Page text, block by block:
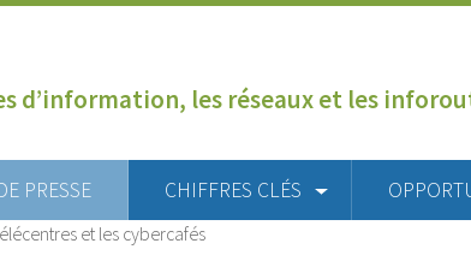
d’information, les réseaux et les
PRESSE CHIFFRES CLÉS
et les cybercafés